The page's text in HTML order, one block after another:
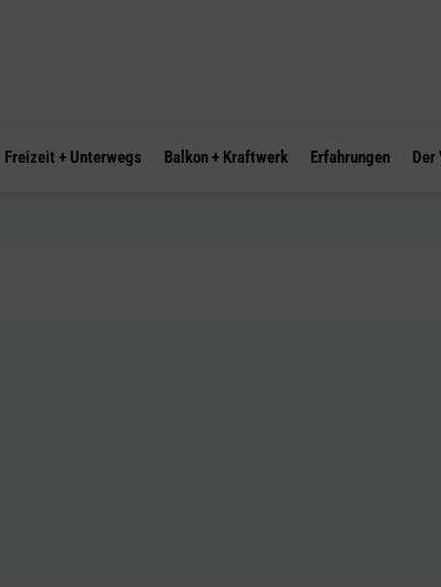
Freizeit + Unterwegs Balkon + Kraftwerk Erfahrungen Der